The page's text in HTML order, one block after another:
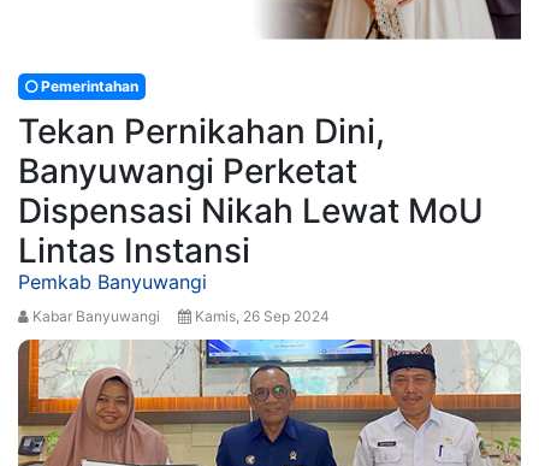
Pemerintahan
Tekan Pernikahan Dini,
Banyuwangi Perketat
Dispensasi Nikah Lewat MoU
Lintas Instansi
Pemkab Banyuwangi
Kabar Banyuwangi Kamis, 26 Sep 2024